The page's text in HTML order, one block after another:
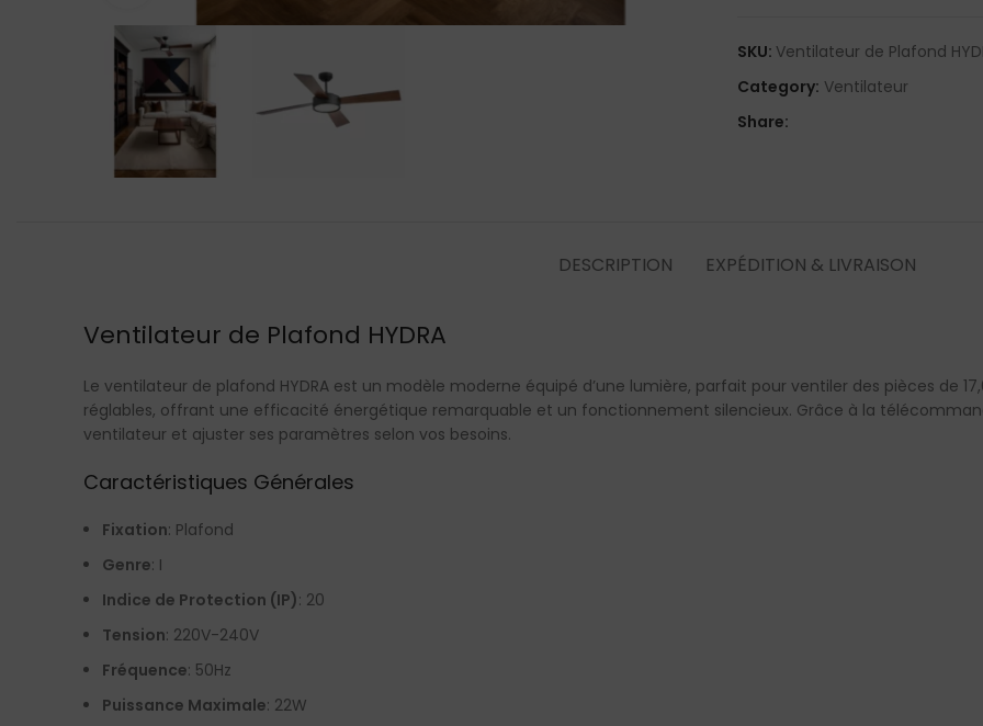
SKU: Ventilateur de Plafond
Category: Ventilateur
Share:
DESCRIPTION EXPÉDITION & LIVRAISON
Ventilateur de Plafond HYDRA
Le ventilateur de plafond HYDRA est un modèle moderne équipé d’une lumière, parfait pour ventiler des pièces de
réglables, offrant une efficacité énergétique remarquable et un fonctionnement silencieux. Grâce à la
ventilateur et ajuster ses paramètres selon vos besoins.
Caractéristiques Générales
Fixation: Plafond
Genre: I
Indice de Protection (IP): 20
Tension: 220V-240V
Fréquence: 50Hz
Puissance Maximale: 22W